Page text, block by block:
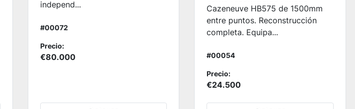
independ...
#00072
Precio:
€80.000
Cazeneuve HB575 de 1500mm
entre puntos. Reconstrucción
completa. Equipa...
#00054
Precio:
€24.500